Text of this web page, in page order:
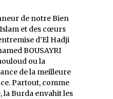
de notre Bien
et des cœurs
d’El Hadji
BOUSAYRI
ou la
de la meilleure
Partout, comme
la Burda envahit les